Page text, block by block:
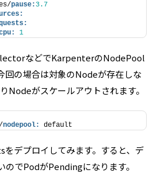
pause: 3.7
1
などでKarpenterのNodePool
回の場合は対象のNodeが存在しな
Nodeがスケールアウトされます。
nodepool: default
デプロイしてみます。すると、デ
でPodがPendingになります。